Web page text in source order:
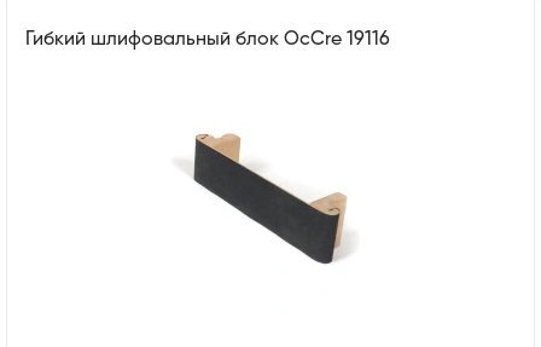
Гибкий шлифовальный блок OcCre 19116